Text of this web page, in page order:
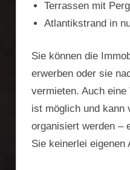
Terrassen mit
Atlantikstrand in
Sie können die
erwerben oder sie
vermieten. Auch eine
ist möglich und kann
organisiert werden –
Sie keinerlei eigenen